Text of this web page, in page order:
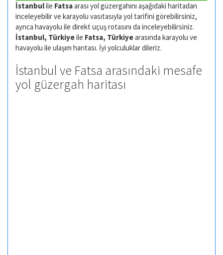
İstanbulile Fatsaarası yol güzergahını aşağıdaki haritadan
inceleyebilir ve karayolu vasıtasıyla yol tarifini görebilirsiniz,
ayrıca havayolu ile direkt uçuş rotasını da inceleyebilirsiniz.
İstanbul, Türkiyeile Fatsa, Türkiyearasında karayolu ve
havayolu ile ulaşım harıtası. İyi yolculuklar dileriz.
İstanbul ve Fatsa arasındaki mesafe
yol güzergah haritası